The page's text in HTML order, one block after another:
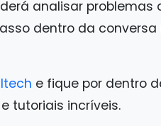
analisar problemas
dentro da conversa
e fique por dentro
tutoriais incríveis.